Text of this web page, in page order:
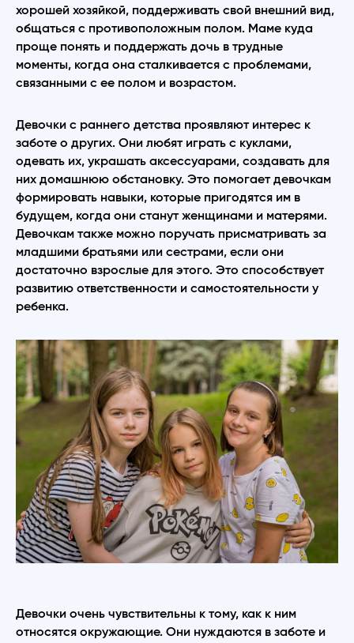
хорошей хозяйкой, поддерживать свой внешний вид,
общаться с противоположным полом. Маме куда
проще понять и поддержать дочь в трудные
моменты, когда она сталкивается с проблемами,
связанными с ее полом и возрастом.
Девочки с раннего детства проявляют интерес к
заботе о других. Они любят играть с куклами,
одевать их, украшать аксессуарами, создавать для
них домашнюю обстановку. Это помогает девочкам
формировать навыки, которые пригодятся им в
будущем, когда они станут женщинами и матерями.
Девочкам также можно поручать присматривать за
младшими братьями или сестрами, если они
достаточно взрослые для этого. Это способствует
развитию ответственности и самостоятельности у
ребенка.
Девочки очень чувствительны к тому, как к ним
относятся окружающие. Они нуждаются в заботе и